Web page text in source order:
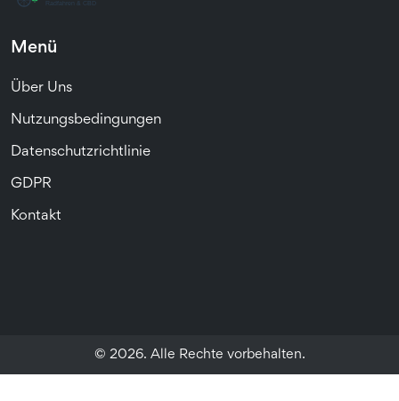
Menü
Über Uns
Nutzungsbedingungen
Datenschutzrichtlinie
GDPR
Kontakt
© 2026. Alle Rechte vorbehalten.